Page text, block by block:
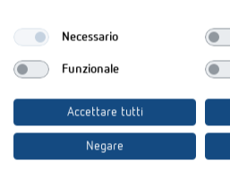
Necessario
Funzionale
Accettare tutti
Negare